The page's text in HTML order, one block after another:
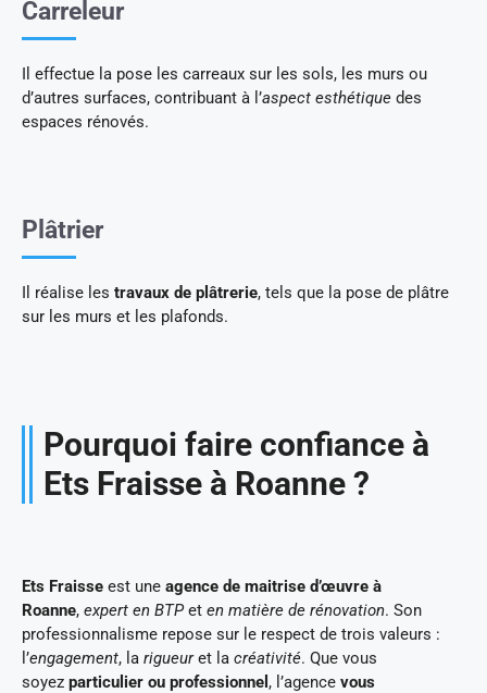
Carreleur
Il effectue la pose les carreaux sur les sols, les murs ou
d’autres surfaces, contribuant à l’aspect esthétique des
espaces rénovés.
Plâtrier
Il réalise les travaux de plâtrerie, tels que la pose de plâtre
sur les murs et les plafonds.
Pourquoi faire confiance à
Ets Fraisse à Roanne ?
Ets Fraisse est une agence de maitrise d’œuvre à
Roanne, expert en BTPet en matière de rénovation. Son
professionnalisme repose sur le respect de trois valeurs :
l’engagement, la rigueuret la créativité. Que vous
soyez particulier ou professionnel , l’agence vous